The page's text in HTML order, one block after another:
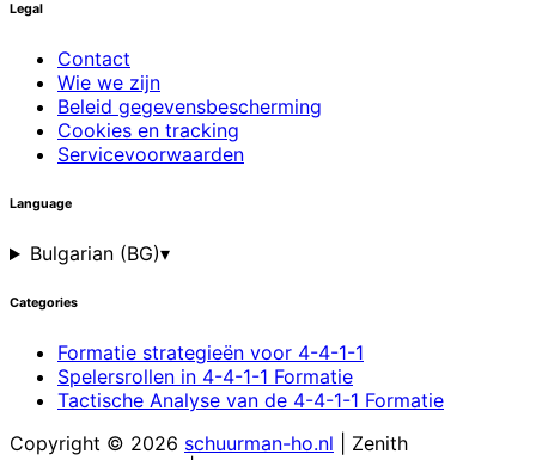
Legal
Contact
Wie we zijn
Beleid gegevensbescherming
Cookies en tracking
Servicevoorwaarden
Language
Bulgarian (BG)▾
Categories
Formatie strategieën voor 4-4-1-1
Spelersrollen in 4-4-1-1 Formatie
Tactische Analyse van de 4-4-1-1 Formatie
Copyright © 2026 schuurman-ho.nl | Zenith